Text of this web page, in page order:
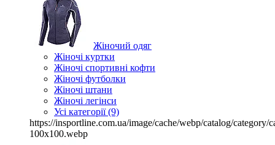
Жіночий одяг
Жіночі куртки
Жіночі спортивні кофти
Жіночі футболки
Жіночі штани
Жіночі легінси
Усі категорії (9)
https://insportline.com.ua/image/cache/webp/catalog/category/
100x100.webp